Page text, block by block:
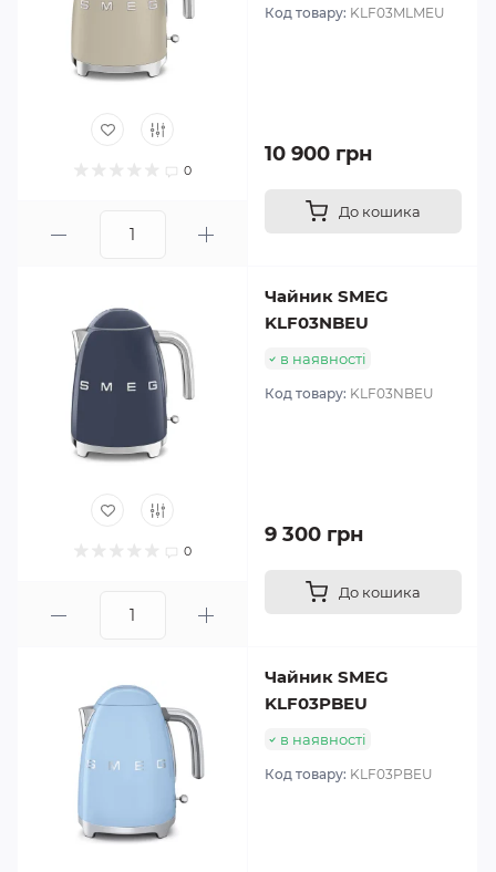
0
Код товару: KLF03MLMEU
10 900 грн
До кошика
0
Чайник SMEG
KLF03NBEU
в наявності
Код товару: KLF03NBEU
9 300 грн
До кошика
Чайник SMEG
KLF03PBEU
в наявності
Код товару: KLF03PBEU